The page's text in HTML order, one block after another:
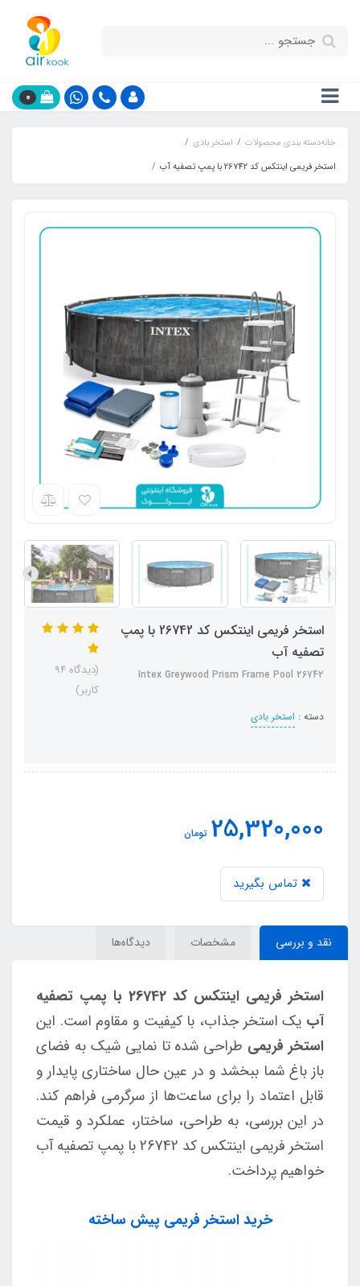
0
خانهدسته بندی محصولات
استخر بادی
استخر فریمی اینتکس کد 26742 با پمپ تصفیه آب
استخر فریمی اینتکس کد 26742 با پمپ
تصفیه آب
Intex Greywood Prism Frame Pool 26742
دسته : استخر بادی
(دیدگاه 94
کاربر)
25,320,000 تومان
تماس بگیرید
نقد و بررسی مشخصات دیدگاه‌ها
استخر فریمی اینتکس کد 26742 با پمپ تصفیه
آب یک استخر جذاب، با کیفیت و مقاوم است. این
استخر فریمی طراحی شده تا نمایی شیک به فضای
باز باغ شما ببخشد و در عین حال ساختاری پایدار و
قابل اعتماد را برای ساعت‌ها از سرگرمی فراهم کند.
در این بررسی، به طراحی، ساختار، عملکرد و قیمت
استخر فریمی اینتکس کد 26742 با پمپ تصفیه آب
خواهیم پرداخت.
خرید استخر فریمی پیش ساخته